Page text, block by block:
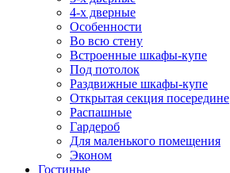
4-х дверные
Особенности
Во всю стену
Встроенные шкафы-купе
Под потолок
Раздвижные шкафы-купе
Открытая секция посередине
Распашные
Гардероб
Для маленького помещения
Эконом
Гостиные